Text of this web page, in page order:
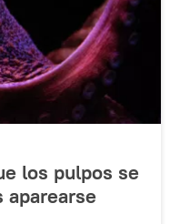
los pulpos se